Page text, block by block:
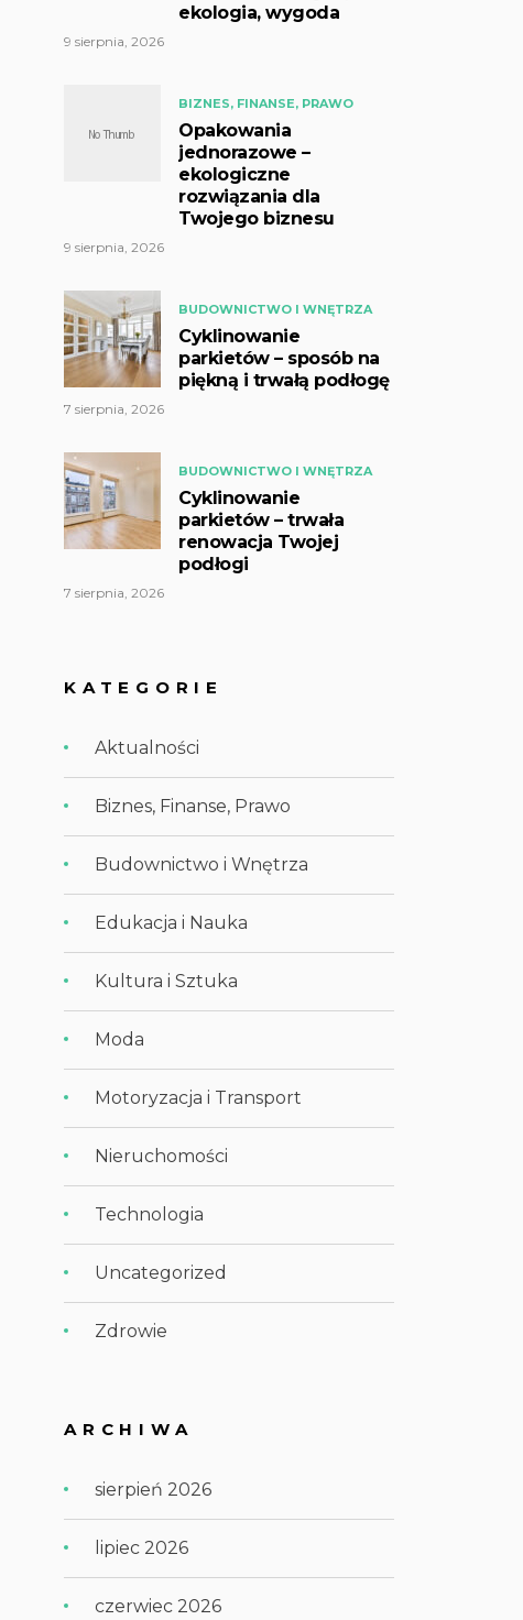
ekologia, wygoda
9 sierpnia, 2026
BIZNES, FINANSE, PRAWO
Opakowania
jednorazowe –
ekologiczne
rozwiązania dla
Twojego biznesu
9 sierpnia, 2026
BUDOWNICTWO I WNĘTRZA
Cyklinowanie
parkietów – sposób na
piękną i trwałą podłogę
7 sierpnia, 2026
BUDOWNICTWO I WNĘTRZA
Cyklinowanie
parkietów – trwała
renowacja Twojej
podłogi
7 sierpnia, 2026
KATEGORIE
Aktualności
Biznes, Finanse, Prawo
Budownictwo i Wnętrza
Edukacja i Nauka
Kultura i Sztuka
Moda
Motoryzacja i Transport
Nieruchomości
Technologia
Uncategorized
Zdrowie
ARCHIWA
sierpień 2026
lipiec 2026
czerwiec 2026